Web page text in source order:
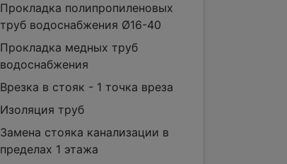
Прокладка полипропиленовых
труб водоснабжения Ø16-40
Прокладка медных труб
водоснабжения
Врезка в стояк - 1 точка вреза
Изоляция труб
Замена стояка канализации в
пределах 1 этажа